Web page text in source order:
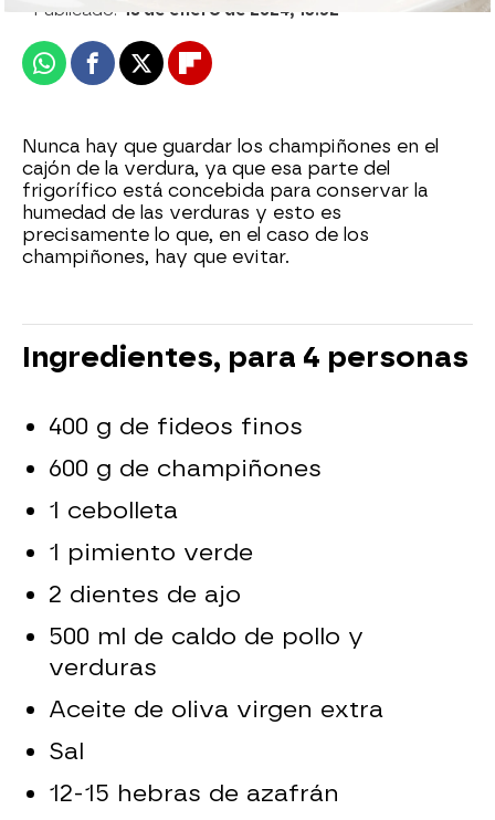
Publicado: 18 de enero de 2024, 13:52
WhatsappFacebook
X Flipboard
Nunca hay que guardar los champiñones en el
cajón de la verdura, ya que esa parte del
frigorífico está concebida para conservar la
humedad de las verduras y esto es
precisamente lo que, en el caso de los
champiñones, hay que evitar.
Ingredientes, para 4 personas
400 g de fideos finos
600 g de champiñones
1 cebolleta
1 pimiento verde
2 dientes de ajo
500 ml de caldo de pollo y
verduras
Aceite de oliva virgen extra
Sal
12-15 hebras de azafrán